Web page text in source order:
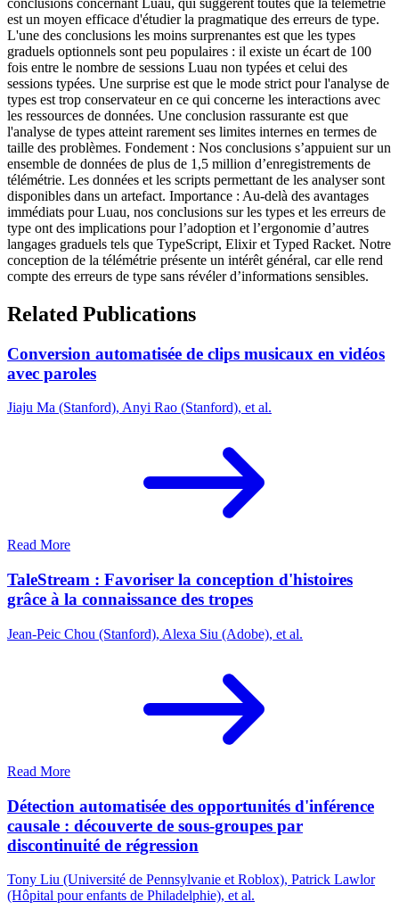
est un moyen efficace d'étudier la pragmatique des erreurs de type.
L'une des conclusions les moins surprenantes est que les types
graduels optionnels sont peu populaires : il existe un écart de 100
fois entre le nombre de sessions Luau non typées et celui des
sessions typées. Une surprise est que le mode strict pour l'analyse de
types est trop conservateur en ce qui concerne les interactions avec
les ressources de données. Une conclusion rassurante est que
l'analyse de types atteint rarement ses limites internes en termes de
taille des problèmes. Fondement : Nos conclusions s’appuient sur un
ensemble de données de plus de 1,5 million d’enregistrements de
télémétrie. Les données et les scripts permettant de les analyser sont
disponibles dans un artefact. Importance : Au-delà des avantages
immédiats pour Luau, nos conclusions sur les types et les erreurs de
type ont des implications pour l’adoption et l’ergonomie d’autres
langages graduels tels que TypeScript, Elixir et Typed Racket. Notre
conception de la télémétrie présente un intérêt général, car elle rend
compte des erreurs de type sans révéler d’informations sensibles.
Related Publications
Conversion automatisée de clips musicaux en vidéos
avec paroles
Jiaju Ma (Stanford), Anyi Rao (Stanford), et al.
Read More
TaleStream : Favoriser la conception d'histoires
grâce à la connaissance des tropes
Jean-Peic Chou (Stanford), Alexa Siu (Adobe), et al.
Read More
Détection automatisée des opportunités d'inférence
causale : découverte de sous-groupes par
discontinuité de régression
Tony Liu (Université de Pennsylvanie et Roblox), Patrick Lawlor
(Hôpital pour enfants de Philadelphie), et al.